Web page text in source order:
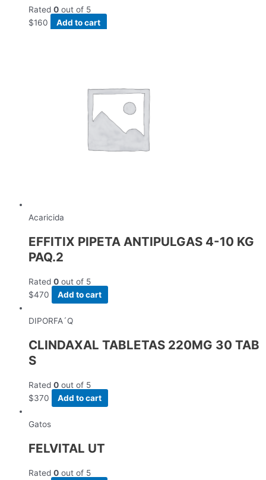
Rated 0 out of 5
$160 Add to cart
Acaricida
EFFITIX PIPETA ANTIPULGAS 4-10 KG
PAQ.2
Rated 0 out of 5
$470 Add to cart
DIPORFA´Q
CLINDAXAL TABLETAS 220MG 30 TAB
S
Rated 0 out of 5
$370 Add to cart
Gatos
FELVITAL UT
Rated 0 out of 5